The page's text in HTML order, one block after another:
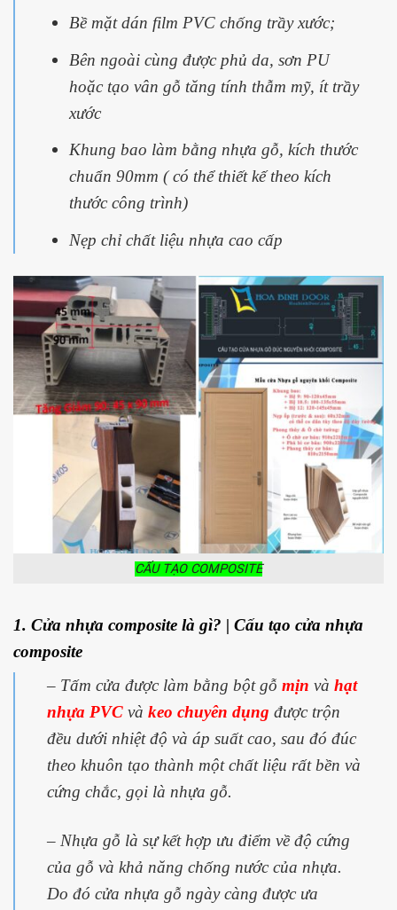
Bề mặt dán film PVC chống trầy xước;
Bên ngoài cùng được phủ da, sơn PU
hoặc tạo vân gỗ tăng tính thẫm mỹ, ít trầy
xước
Khung bao làm bằng nhựa gỗ, kích thước
chuẩn 90mm ( có thể thiết kế theo kích
thước công trình)
Nẹp chỉ chất liệu nhựa cao cấp
CẤU TẠO COMPOSITE
1. Cửa nhựa composite là gì? | Cấu tạo cửa nhựa
composite
– Tấm cửa được làm bằng bột gỗ mịn và hạt
nhựa PVC và keo chuyên dụng được trộn
đều dưới nhiệt độ và áp suất cao, sau đó đúc
theo khuôn tạo thành một chất liệu rất bền và
cứng chắc, gọi là nhựa gỗ.
– Nhựa gỗ là sựkết hợp ưu điểm về độ cứng
của gỗ và khả năng chống nước của nhựa.
Do đó cửa nhựa gỗ ngày càng được ưa